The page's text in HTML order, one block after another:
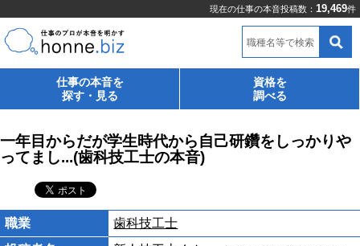
現在の仕事の本音投稿数： 19,469件
職種名等で検索
仕事の本音を
探す・見る
資格を
調べる
一年目からだが学生時代から自己研鑽をしっかりや
ってまし...(歯科技工士の本音)
職業
歯科技工士